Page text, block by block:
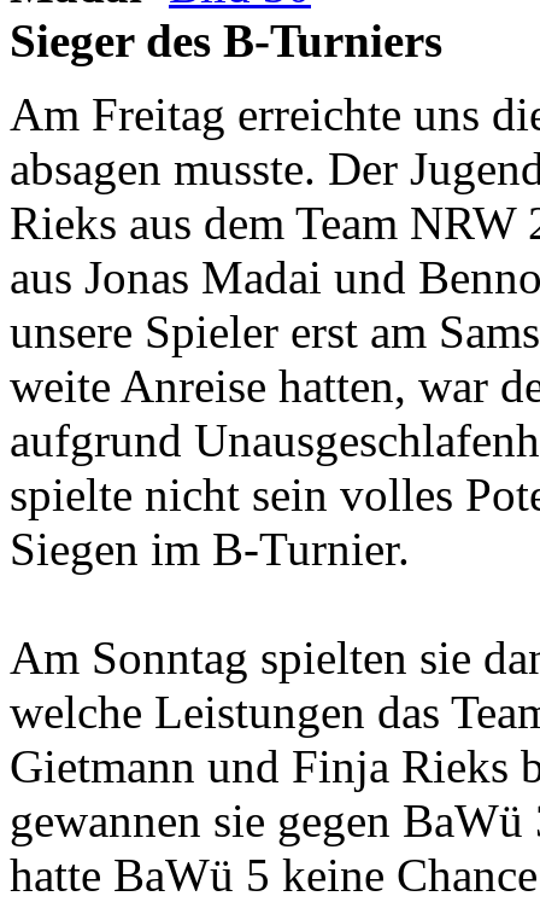
Sieger des B-Turniers
Am Freitag erreichte uns
absagen musste. Der
Rieks aus dem Team NRW
aus Jonas Madai und
unsere Spieler erst am
weite Anreise hatten, war
aufgrund
spielte nicht sein volles
Siegen im B-Turnier.
Am Sonntag spielten sie
welche Leistungen das
Gietmann und Finja Rieks
gewannen sie gegen
hatte BaWü 5 keine